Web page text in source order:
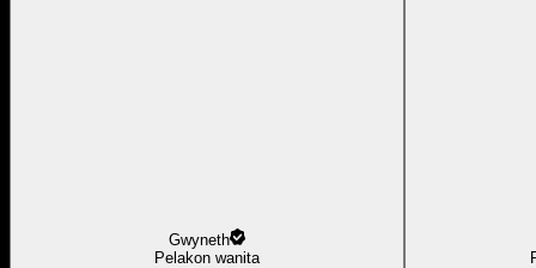
Gwyneth
Pelakon wanita